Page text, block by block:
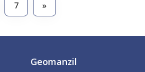
7 »
Geomanzil